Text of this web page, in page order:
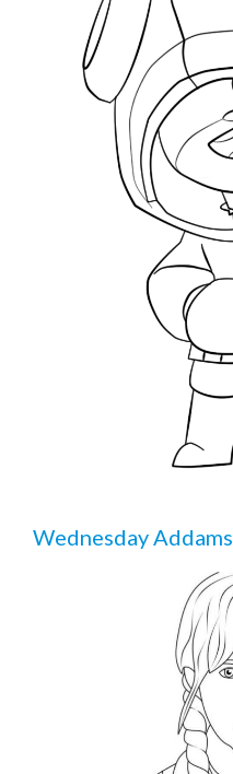
Wednesday Addams